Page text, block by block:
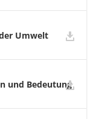
Umwelt
und Bedeutung